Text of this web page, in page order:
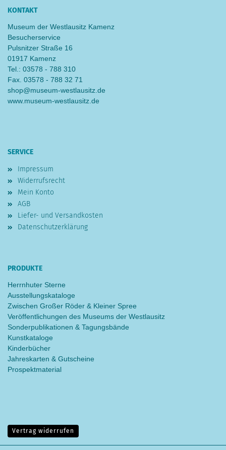
KONTAKT
Museum der Westlausitz Kamenz
Besucherservice
Pulsnitzer Straße 16
01917 Kamenz
Tel.: 03578 - 788 310
Fax. 03578 - 788 32 71
shop@museum-westlausitz.de
www.museum-westlausitz.de
SERVICE
Impressum
Widerrufsrecht
Mein Konto
AGB
Liefer- und Versandkosten
Datenschutzerklärung
PRODUKTE
Herrnhuter Sterne
Ausstellungskataloge
Zwischen Großer Röder & Kleiner Spree
Veröffentlichungen des Museums der Westlausitz
Sonderpublikationen & Tagungsbände
Kunstkataloge
Kinderbücher
Jahreskarten & Gutscheine
Prospektmaterial
Vertrag widerrufen